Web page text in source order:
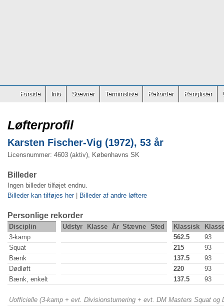
Forside Info Stævner Terminsliste Rekorder Ranglister
Løfterprofil
Karsten Fischer-Vig (1972), 53 år
Licensnummer: 4603 (aktiv), Københavns SK
Billeder
Ingen billeder tilføjet endnu.
Billeder kan tilføjes her| Billeder af andre løftere
Personlige rekorder
Disciplin Udstyr Klasse År Stævne Sted Klassisk
3-kamp
562.5
93
Squat
215
93
Bænk
137.5
93
Dødløft
220
93
Bænk, enkelt
137.5 93
Uofficielle (3-kamp + evt. Divisionsturnering + evt. DM Masters Squat